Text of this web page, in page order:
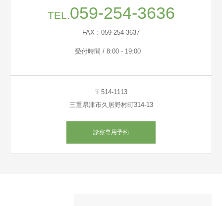
TEL.059-254-3636
FAX：059-254-3637
受付時間 / 8:00 - 19:00
〒514-1113
三重県津市久居野村町314-13
診察専用予約